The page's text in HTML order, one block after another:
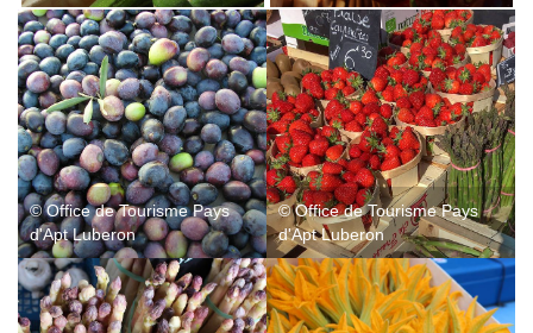
© Office de Tourisme Pays
d'Apt Luberon
© Office de Tourisme Pays
d'Apt Luberon